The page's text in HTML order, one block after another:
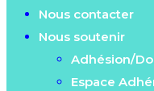
Nous contacter
Nous soutenir
Adhésion/
Espace